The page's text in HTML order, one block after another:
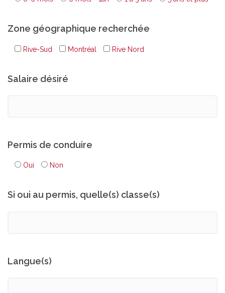
Zone géographique recherchée
Rive-Sud Montréal Rive Nord
Salaire désiré
Permis de conduire
Oui Non
Si oui au permis, quelle(s) classe(s)
Langue(s)